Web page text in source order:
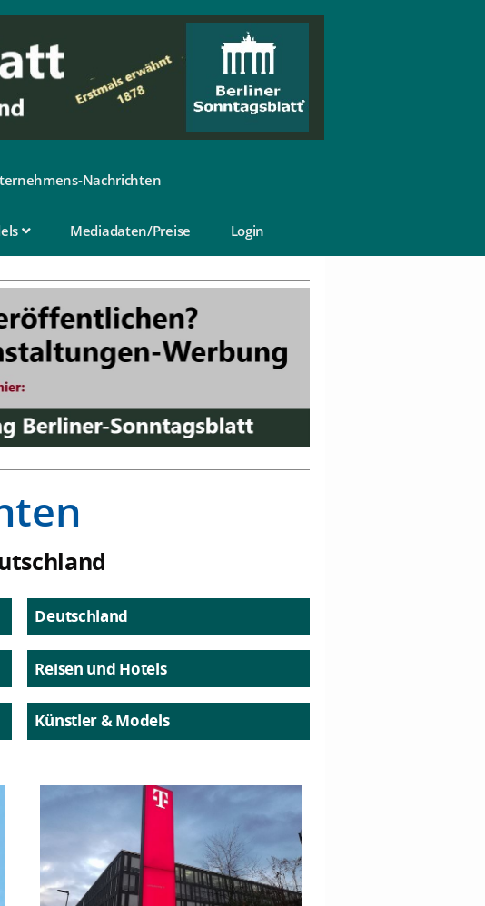
Nachrichten
Mediadaten/Preise Login
Deutschland
Reisen und Hotels
Künstler & Models